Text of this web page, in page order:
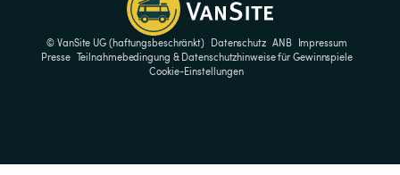
© VanSite UG (haftungsbeschränkt) Datenschutz ANB
Impressum
Presse Teilnahmebedingung & Datenschutzhinweise für Gewinnspiele
Cookie-Einstellungen